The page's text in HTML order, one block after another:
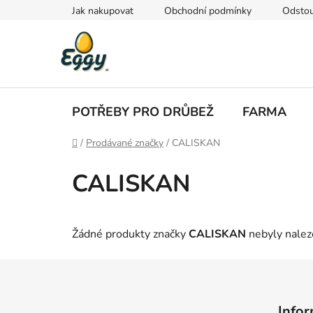
Jak nakupovat Obchodní podmínky
POTŘEBY PRO DRŮBEŽ FARMA
Domů
/ Prodávané značky / CALISKAN
CALISKAN
Žádné produkty značkyCALISKAN nebyly